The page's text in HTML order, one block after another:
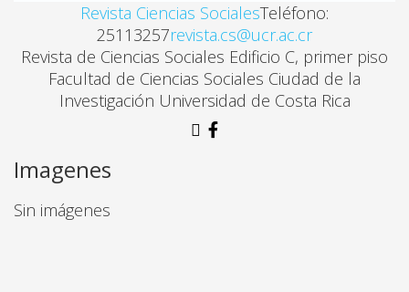
Revista Ciencias SocialesTeléfono:
25113257revista.cs@ucr.ac.cr
Revista de Ciencias Sociales Edificio C, primer piso
Facultad de Ciencias Sociales Ciudad de la
Investigación Universidad de Costa Rica
Imagenes
Sin imágenes